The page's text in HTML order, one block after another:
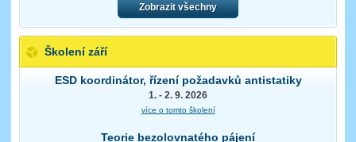
Zobrazit všechny
Školení září
ESD koordinátor, řízení požadavků antistatiky
1. - 2. 9. 2026
více o tomto školení
Teorie bezolovnatého pájení